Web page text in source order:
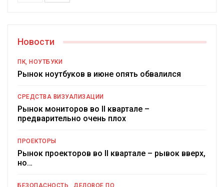
Новости
ПК, НОУТБУКИ
Рынок ноутбуков в июне опять обвалился
СРЕДСТВА ВИЗУАЛИЗАЦИИ
Рынок мониторов во II квартале –
предварительно очень плох
ПРОЕКТОРЫ
Рынок проекторов во II квартале – рывок вверх,
но…